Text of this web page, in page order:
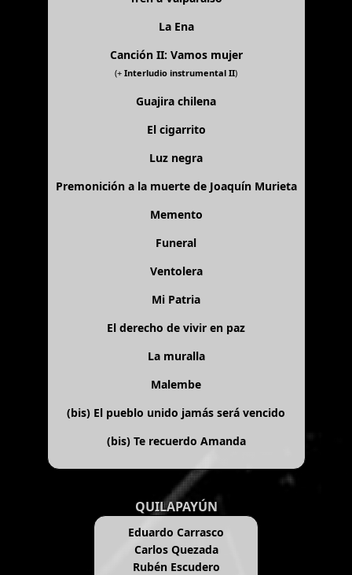
La Ena
Canción II: Vamos mujer
(+ Interludio instrumental II)
Guajira chilena
El cigarrito
Luz negra
Premonición a la muerte de Joaquín Murieta
Memento
Funeral
Ventolera
Mi Patria
El derecho de vivir en paz
La muralla
Malembe
(bis) El pueblo unido jamás será vencido
(bis) Te recuerdo Amanda
QUILAPAYÚN
Eduardo Carrasco
Carlos Quezada
Rubén Escudero